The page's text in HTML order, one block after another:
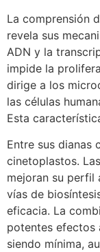
La comprensión
revela sus
ADN y la
impide la
dirige a los
las células
Esta
Entre sus dianas
cinetoplastos.
mejoran su perfil
vías de
eficacia. La
potentes efectos
siendo mínima,